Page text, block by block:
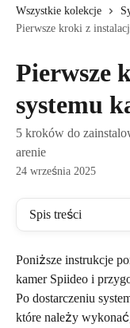
Wszystkie kolekcje
Pierwsze kroki z
Pierwsze
systemu
5 kroków do
arenie
24 września 2025
Spis treści
Poniższe instrukcje
kamer Spiideo i
Po dostarczeniu
które należy